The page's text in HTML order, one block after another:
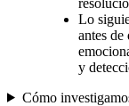
Lo
antes de
y
Cómo